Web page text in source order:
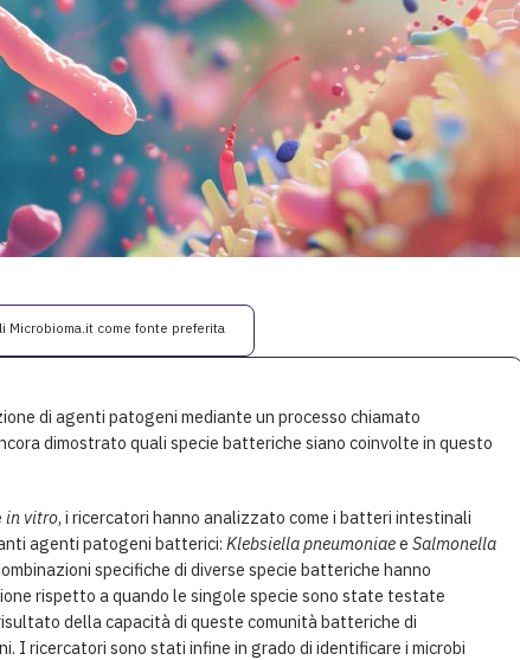
Microbioma.it come fonte preferita
di agenti patogeni mediante un processo chiamato
dimostrato quali specie batteriche siano coinvolte in questo
in vitro, i ricercatori hanno analizzato come i batteri intestinali
agenti patogeni batterici: Klebsiella pneumoniaee Salmonella
specifiche di diverse specie batteriche hanno
rispetto a quando le singole specie sono state testate
della capacità di queste comunità batteriche di
I ricercatori sono stati infine in grado di identificare i microbi